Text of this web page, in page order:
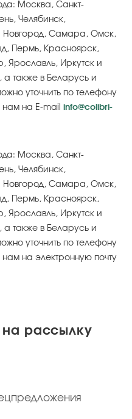
Москва, Санкт-
Челябинск,
Новгород, Самара, Омск,
Пермь, Красноярск,
Ярославль, Иркутск и
а также в Беларусь и
уточнить по телефону
нам на E-mail info@colibri-
Москва, Санкт-
Челябинск,
Новгород, Самара, Омск,
Пермь, Красноярск,
Ярославль, Иркутск и
а также в Беларусь и
уточнить по телефону
на электронную почту
рассылку